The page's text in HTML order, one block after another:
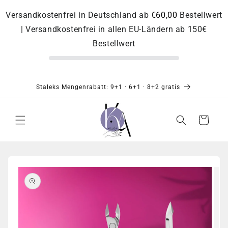
Versandkostenfrei in Deutschland ab €60,00 Bestellwert
| Versandkostenfrei in allen EU-Ländern ab 150€
Bestellwert
zum
Inhalt
Staleks Mengenrabatt: 9+1 · 6+1 · 8+2 gratis
Warenkorb